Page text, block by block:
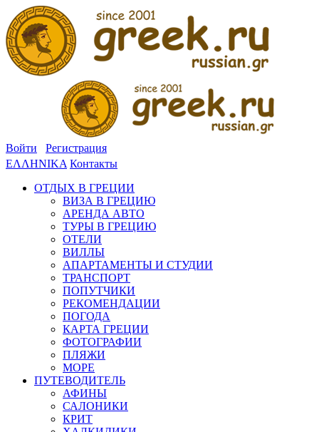
Войти
Регистрация
ΕΛΛΗΝΙΚΑ Контакты
ОТДЫХ В ГРЕЦИИ
ВИЗА В ГРЕЦИЮ
АРЕНДА АВТО
ТУРЫ В ГРЕЦИЮ
ОТЕЛИ
ВИЛЛЫ
АПАРТАМЕНТЫ И СТУДИИ
ТРАНСПОРТ
ПОПУТЧИКИ
РЕКОМЕНДАЦИИ
ПОГОДА
КАРТА ГРЕЦИИ
ФОТОГРАФИИ
ПЛЯЖИ
МОРЕ
ПУТЕВОДИТЕЛЬ
АФИНЫ
САЛОНИКИ
КРИТ